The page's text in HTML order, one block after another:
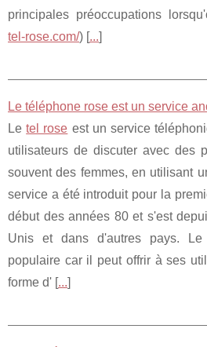
principales préoccupations
tel-rose.com/) [...]
Le téléphone rose est un service
Letel rose est un service
utilisateurs de discuter avec des
souvent des femmes, en utilisant
service a été introduit pour la
début des années 80 et s'est
Unis et dans d'autres pays. Le
populaire car il peut offrir à ses
forme d' [...]